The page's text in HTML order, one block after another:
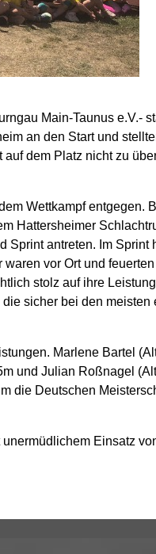
Main-Taunus e.V.-
an den Start und
dem Platz nicht zu
Wettkampf entgegen.
Hattersheimer
Sprint antreten. Im Sprint
vor Ort und
stolz auf ihre
sicher bei den meisten
Marlene Bartel
und Julian Roßnagel
die Deutschen
Einsatz